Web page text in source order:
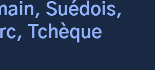
Suédois,
Tchèque